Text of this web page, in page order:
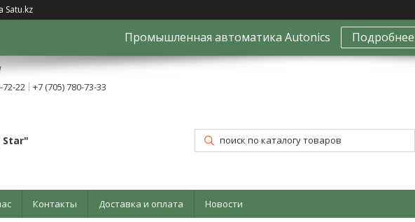
Satu.kz
Промышленная автоматика Autonics Подробнее
72-22 +7 (705) 780-73-33
Контакты Доставка и оплата Новости